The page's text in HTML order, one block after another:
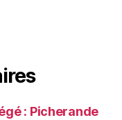
: Picherande